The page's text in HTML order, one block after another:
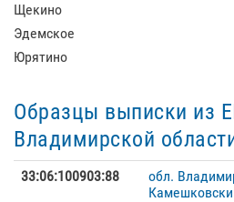
Щекино
Эдемское
Юрятино
Образцы выписки из
Владимирской
33:06:100903:88
обл.